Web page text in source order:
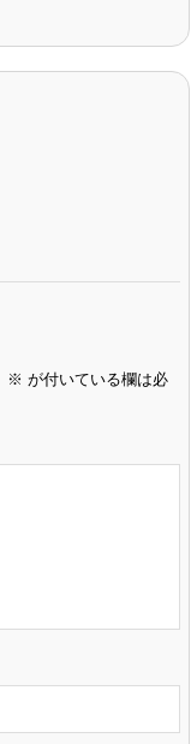
※ が付いている欄は必